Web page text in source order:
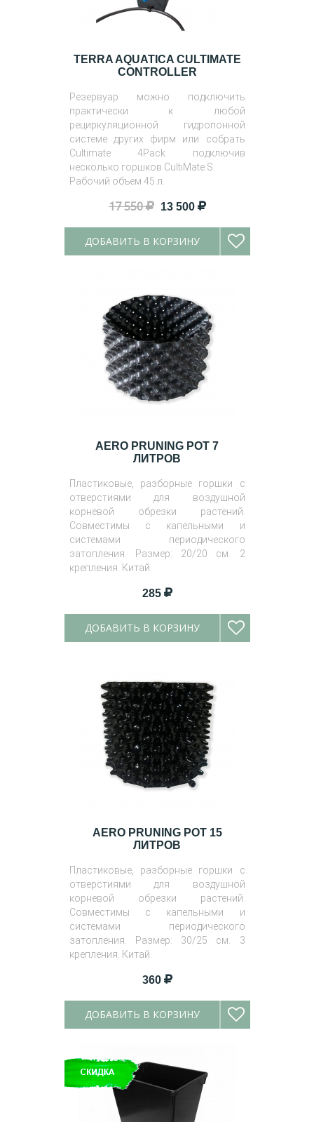
TERRA AQUATICA CULTIMATE
CONTROLLER
Резервуар можно подключить
практически к любой
рециркуляционной гидропонной
системе других фирм или собрать
Cultimate 4Pack подключив
несколько горшков CultiMate S.
Рабочий объем 45 л.
17 550 13 500
ДОБАВИТЬ В КОРЗИНУ
AERO PRUNING POT 7
ЛИТРОВ
Пластиковые, разборные горшки с
отверстиями для воздушной
корневой обрезки растений.
Совместимы с капельными и
системами периодического
затопления. Размер: 20/20 см. 2
крепления. Китай.
285
ДОБАВИТЬ В КОРЗИНУ
AERO PRUNING POT 15
ЛИТРОВ
Пластиковые, разборные горшки с
отверстиями для воздушной
корневой обрезки растений.
Совместимы с капельными и
системами периодического
затопления. Размер: 30/25 см. 3
крепления. Китай.
360
ДОБАВИТЬ В КОРЗИНУ